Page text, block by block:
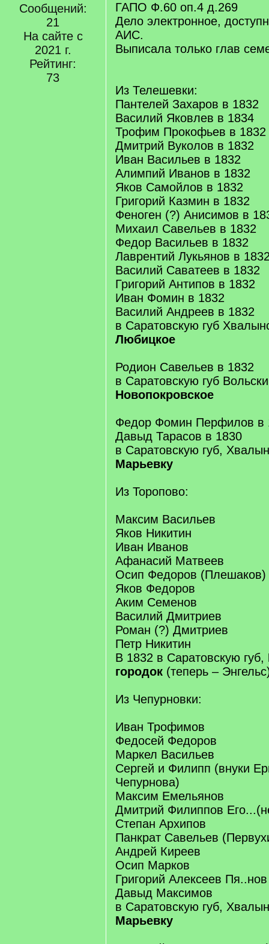
Сообщений:
21
На сайте с
2021 г.
Рейтинг:
73
ГАПО Ф.60 оп.4 д.269
Дело электронное,
АИС.
Выписала только глав
Из Телешевки:
Пантелей Захаров в 1832
Василий Яковлев в 1834
Трофим Прокофьев в 1832
Дмитрий Вуколов в 1832
Иван Васильев в 1832
Алимпий Иванов в 1832
Яков Самойлов в 1832
Григорий Казмин в 1832
Феноген (?) Анисимов в
Михаил Савельев в 1832
Федор Васильев в 1832
Лаврентий Лукьянов в
Василий Саватеев в 1832
Григорий Антипов в 1832
Иван Фомин в 1832
Василий Андреев в 1832
в Саратовскую губ
Любицкое
Родион Савельев в 1832
в Саратовскую губ
Новопокровское
Федор Фомин Перфилов в
Давыд Тарасов в 1830
в Саратовскую губ,
Марьевку
Из Торопово:
Максим Васильев
Яков Никитин
Иван Иванов
Афанасий Матвеев
Осип Федоров (Плешаков)
Яков Федоров
Аким Семенов
Василий Дмитриев
Роман (?) Дмитриев
Петр Никитин
В 1832 в Саратовскую губ,
городок (теперь –
Из Чепурновки:
Иван Трофимов
Федосей Федоров
Маркел Васильев
Сергей и Филипп (внуки
Чепурнова)
Максим Емельянов
Дмитрий Филиппов
Степан Архипов
Панкрат Савельев
Андрей Киреев
Осип Марков
Григорий Алексеев Пя..нов
Давыд Максимов
в Саратовскую губ,
Марьевку